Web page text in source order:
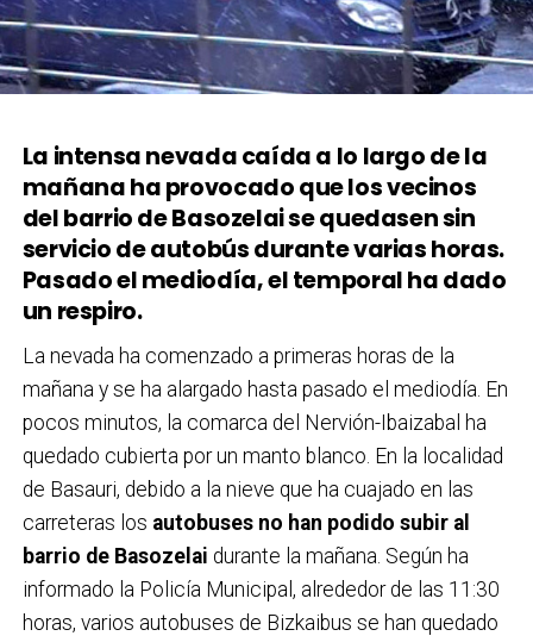
La intensa nevada caída a lo largo de la
mañana ha provocado que los vecinos
del barrio de Basozelai se quedasen sin
servicio de autobús durante varias horas.
Pasado el mediodía, el temporal ha dado
un respiro.
La nevada ha comenzado a primeras horas de la
mañana y se ha alargado hasta pasado el mediodía. En
pocos minutos, la comarca del Nervión-Ibaizabal ha
quedado cubierta por un manto blanco. En la localidad
de Basauri, debido a la nieve que ha cuajado en las
carreteras los autobuses no han podido subir al
barrio de Basozelai durante la mañana. Según ha
informado la Policía Municipal, alrededor de las 11:30
horas, varios autobuses de Bizkaibus se han quedado